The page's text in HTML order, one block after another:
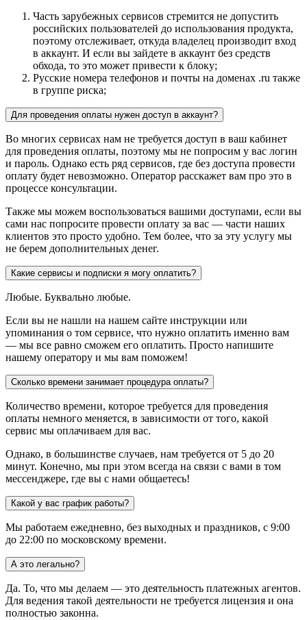
Часть зарубежных сервисов стремится не допустить
российских пользователей до использования продукта,
поэтому отслеживает, откуда владелец производит вход
в аккаунт. И если вы зайдете в аккаунт без средств
обхода, то это может привести к блоку;
Русские номера телефонов и почты на доменах .ru также
в группе риска;
Для проведения оплаты нужен доступ в аккаунт?
Во многих сервисах нам не требуется доступ в ваш кабинет
для проведения оплаты, поэтому мы не попросим у вас логин
и пароль. Однако есть ряд сервисов, где без доступа провести
оплату будет невозможно. Оператор расскажет вам про это в
процессе консультации.
Также мы можем воспользоваться вашими доступами, если вы
сами нас попросите провести оплату за вас — части наших
клиентов это просто удобно. Тем более, что за эту услугу мы
не берем дополнительных денег.
Какие сервисы и подписки я могу оплатить?
Любые. Буквально любые.
Если вы не нашли на нашем сайте инструкции или
упоминания о том сервисе, что нужно оплатить именно вам
— мы все равно сможем его оплатить. Просто напишите
нашему оператору и мы вам поможем!
Сколько времени занимает процедура оплаты?
Количество времени, которое требуется для проведения
оплаты немного меняется, в зависимости от того, какой
сервис мы оплачиваем для вас.
Однако, в большинстве случаев, нам требуется от 5 до 20
минут. Конечно, мы при этом всегда на связи с вами в том
мессенджере, где вы с нами общаетесь!
Какой у вас график работы?
Мы работаем ежедневно, без выходных и праздников, с 9:00
до 22:00 по московскому времени.
А это легально?
Да. То, что мы делаем — это деятельность платежных агентов.
Для ведения такой деятельности не требуется лицензия и она
полностью законна.